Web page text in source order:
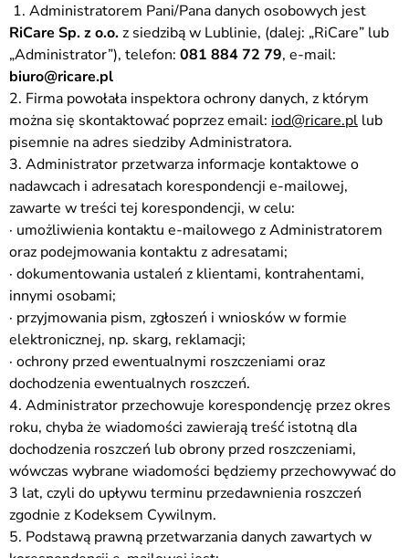
1. Administratorem Pani/Pana danych osobowych jest
RiCare Sp. z o.o.z siedzibą w Lublinie, (dalej: „RiCare” lub
„Administrator”), telefon: 081 884 72 79, e-mail:
biuro@ricare.pl
2. Firma powołała inspektora ochrony danych, z którym
można się skontaktować poprzez email: iod@ricare.pl lub
pisemnie na adres siedziby Administratora.
3. Administrator przetwarza informacje kontaktowe o
nadawcach i adresatach korespondencji e-mailowej,
zawarte w treści tej korespondencji, w celu:
· umożliwienia kontaktu e-mailowego z Administratorem
oraz podejmowania kontaktu z adresatami;
· dokumentowania ustaleń z klientami, kontrahentami,
innymi osobami;
· przyjmowania pism, zgłoszeń i wniosków w formie
elektronicznej, np. skarg, reklamacji;
· ochrony przed ewentualnymi roszczeniami oraz
dochodzenia ewentualnych roszczeń.
4. Administrator przechowuje korespondencję przez okres
roku, chyba że wiadomości zawierają treść istotną dla
dochodzenia roszczeń lub obrony przed roszczeniami,
wówczas wybrane wiadomości będziemy przechowywać do
3 lat, czyli do upływu terminu przedawnienia roszczeń
zgodnie z Kodeksem Cywilnym.
5. Podstawą prawną przetwarzania danych zawartych w